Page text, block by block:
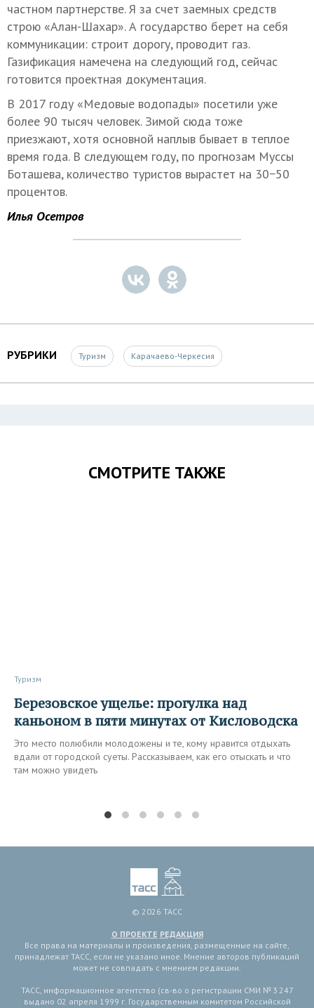
частном партнерстве. Я за счет заемных средств
строю «Алан-Шахар». А государство берет на себя
коммуникации: строит дорогу, проводит газ.
Газификация намечена на следующий год, сейчас
готовится проектная документация.
В 2017 году «Медовые водопады» посетили уже
более 90 тысяч человек. Зимой сюда тоже
приезжают, хотя основной наплыв бывает в теплое
время года. В следующем году, по прогнозам Муссы
Боташева, количество туристов вырастет на 30−50
процентов.
Илья Осетров
РУБРИКИ Туризм Карачаево-Черкесия
СМОТРИТЕ ТАКЖЕ
Туризм
Березовское ущелье: прогулка над
каньоном в пяти минутах от Кисловодска
Это место полюбили молодожены и те, кому нравится отдыхать
вдали от городской суеты. Рассказываем, как его отыскать и что
там можно увидеть
© 2026 ТАСС
О ПРОЕКТЕ РЕДАКЦИЯ
Все права на материалы и произведения, размещенные на сайте,
принадлежат ТАСС, если не указано иное. Мнение авторов публикаций
может не совпадать с мнением редакции.
ТАСС, информационное агентство (св-во о регистрации СМИ № 3 247
выдано 02 апреля 1999 г. Государственным комитетом Российской